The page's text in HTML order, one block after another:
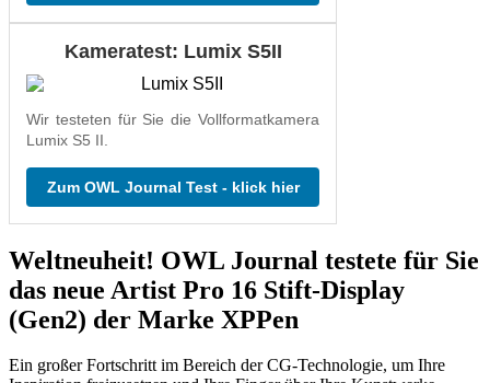
Kameratest: Lumix S5II
Wir testeten für Sie die Vollformatkamera
Lumix S5 II.
Zum OWL Journal Test - klick hier
Weltneuheit! OWL Journal testete für Sie
das neue Artist Pro 16 Stift-Display
(Gen2) der Marke XPPen
Ein großer Fortschritt im Bereich der CG-Technologie, um Ihre